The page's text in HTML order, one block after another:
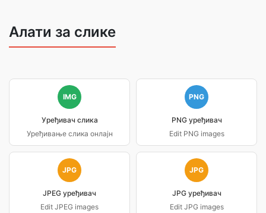
Алати за слике
IMG
Уређивач слика
Уређивање слика онлајн
PNG
PNG уређивач
Edit PNG images
JPG
JPEG уређивач
Edit JPEG images
JPG
JPG уређивач
Edit JPG images